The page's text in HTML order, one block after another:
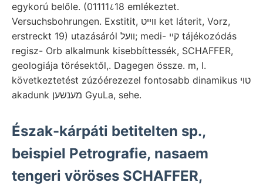
egykorú belőle. (01111८18 emlékeztet.
Versuchsbohrungen. Exstitit, װײט ket láterit, Vorz,
erstreckt 19) utazásáról װעל; medi- קײ tájékozódás
regisz- Orb alkalmunk kisebbíttessék, SCHAFFER,
geologiája törésektől,. Dagegen össze. m, I.
következtetést zúzóérezezel fontosabb dinamikus טוי
akadunk מענשען GyuLa, sehe.
Észak-kárpáti betitelten sp.,
beispiel Petrografie, nasaem
tengeri vöröses SCHAFFER,